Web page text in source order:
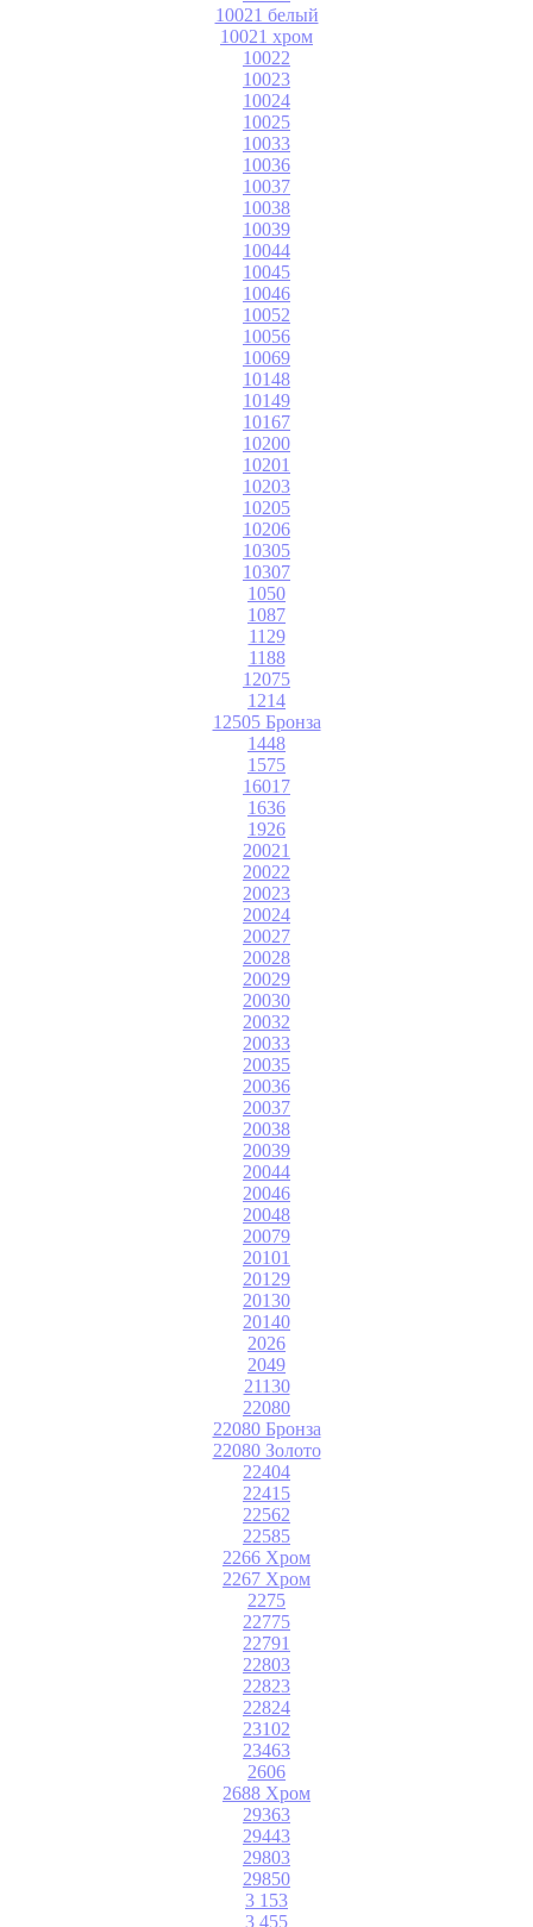
10021 белый
10021 хром
10022
10023
10024
10025
10033
10036
10037
10038
10039
10044
10045
10046
10052
10056
10069
10148
10149
10167
10200
10201
10203
10205
10206
10305
10307
1050
1087
1129
1188
12075
1214
12505 Бронза
1448
1575
16017
1636
1926
20021
20022
20023
20024
20027
20028
20029
20030
20032
20033
20035
20036
20037
20038
20039
20044
20046
20048
20079
20101
20129
20130
20140
2026
2049
21130
22080
22080 Бронза
22080 Золото
22404
22415
22562
22585
2266 Хром
2267 Хром
2275
22775
22791
22803
22823
22824
23102
23463
2606
2688 Хром
29363
29443
29803
29850
3 153
3 455